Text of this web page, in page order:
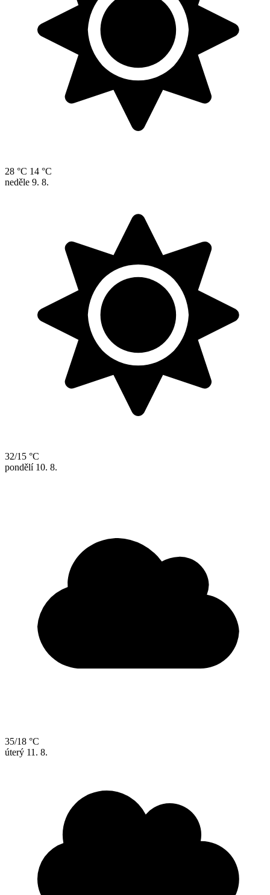
28 °C 14 °C
neděle 9. 8.
32/15 °C
pondělí 10. 8.
35/18 °C
úterý 11. 8.